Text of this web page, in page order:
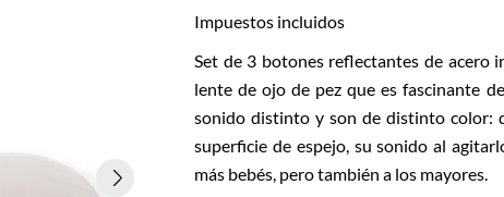
Impuestos incluidos
Set de 3 botones reflectantes de acero
lente de ojo de pez que es fascinante
sonido distinto y son de distinto color:
superficie de espejo, su sonido al
más bebés, pero también a los mayores.